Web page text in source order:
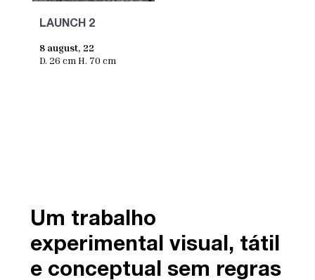
LAUNCH 2
8 august, 22
D. 26 cm H. 70 cm
Um trabalho
experimental visual, tátil
e conceptual sem regras